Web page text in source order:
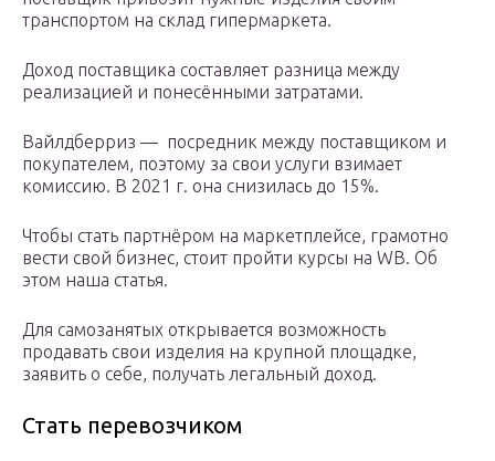
транспортом на склад гипермаркета.
Доход поставщика составляет разница между
реализацией и понесёнными затратами.
Вайлдберриз — посредник между поставщиком и
покупателем, поэтому за свои услуги взимает
комиссию. В 2021 г. она снизилась до 15%.
Чтобы стать партнёром на маркетплейсе, грамотно
вести свой бизнес, стоит пройти курсы на WB. Об
этом наша статья.
Для самозанятых открывается возможность
продавать свои изделия на крупной площадке,
заявить о себе, получать легальный доход.
Стать перевозчиком